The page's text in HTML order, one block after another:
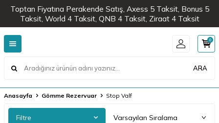
Toptan Fiyatına Perakende Satış, Axess 5 Taksit, Bonus 5
Taksit, World 4 Taksit, QNB 4 Taksit, Ziraat 4 Taksit
ARA
0
Anasayfa Gömme Rezervuar Stop Valf
Filtre